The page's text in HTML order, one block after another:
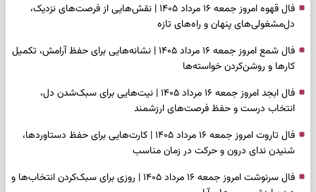
فال قهوه امروز جمعه ۱۶ مرداد ۱۴۰۵ | نقش‌هایی از فرصت‌های نزدیک،
دل‌مشغولی‌های پنهان و راه‌های تازه
فال شمع امروز جمعه ۱۶ مرداد ۱۴۰۵ | نشانه‌هایی برای حفظ آرامش، تکمیل
کارها و روشن‌کردن خواسته‌ها
فال ابجد امروز جمعه ۱۶ مرداد ۱۴۰۵ | نیت‌هایی برای سبک‌شدن دل،
انتخاب درست و حفظ فرصت‌های ارزشمند
فال تاروت امروز جمعه ۱۶ مرداد ۱۴۰۵ | کارت‌هایی برای حفظ دستاوردها،
شنیدن ندای درون و حرکت در زمان مناسب
فال سرنوشت امروز جمعه ۱۶ مرداد ۱۴۰۵ | روزی برای سبک‌کردن انتخاب‌ها و